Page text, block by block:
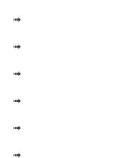
e
o
➟
➟
➟
➟
➟
➟